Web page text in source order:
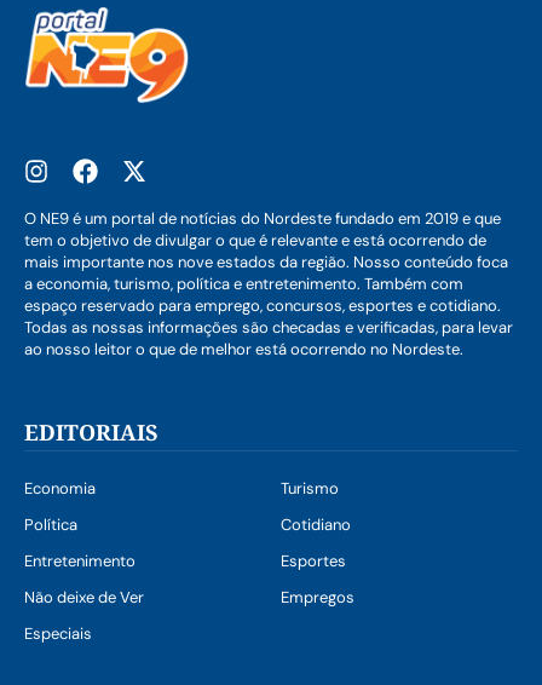
O NE9 é um portal de notícias do Nordeste fundado em 2019 e que
tem o objetivo de divulgar o que é relevante e está ocorrendo de
mais importante nos nove estados da região. Nosso conteúdo foca
a economia, turismo, política e entretenimento. Também com
espaço reservado para emprego, concursos, esportes e cotidiano.
Todas as nossas informações são checadas e verificadas, para levar
ao nosso leitor o que de melhor está ocorrendo no Nordeste.
EDITORIAIS
Economia
Turismo
Política
Cotidiano
Entretenimento
Esportes
Não deixe de Ver
Empregos
Especiais